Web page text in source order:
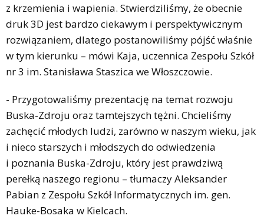
z krzemienia i wapienia. Stwierdziliśmy, że obecnie
druk 3D jest bardzo ciekawym i perspektywicznym
rozwiązaniem, dlatego postanowiliśmy pójść właśnie
w tym kierunku – mówi Kaja, uczennica Zespołu Szkół
nr 3 im. Stanisława Staszica we Włoszczowie.
- Przygotowaliśmy prezentację na temat rozwoju
Buska-Zdroju oraz tamtejszych tężni. Chcieliśmy
zachęcić młodych ludzi, zarówno w naszym wieku, jak
i nieco starszych i młodszych do odwiedzenia
i poznania Buska-Zdroju, który jest prawdziwą
perełką naszego regionu – tłumaczy Aleksander
Pabian z Zespołu Szkół Informatycznych im. gen.
Hauke-Bosaka w Kielcach.